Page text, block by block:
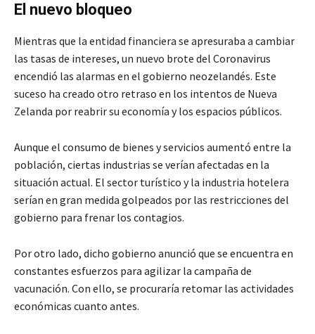
El nuevo bloqueo
Mientras que la entidad financiera se apresuraba a cambiar
las tasas de intereses, un nuevo brote del Coronavirus
encendió las alarmas en el gobierno neozelandés. Este
suceso ha creado otro retraso en los intentos de Nueva
Zelanda por reabrir su economía y los espacios públicos.
Aunque el consumo de bienes y servicios aumentó entre la
población, ciertas industrias se verían afectadas en la
situación actual. El sector turístico y la industria hotelera
serían en gran medida golpeados por las restricciones del
gobierno para frenar los contagios.
Por otro lado, dicho gobierno anunció que se encuentra en
constantes esfuerzos para agilizar la campaña de
vacunación. Con ello, se procuraría retomar las actividades
económicas cuanto antes.